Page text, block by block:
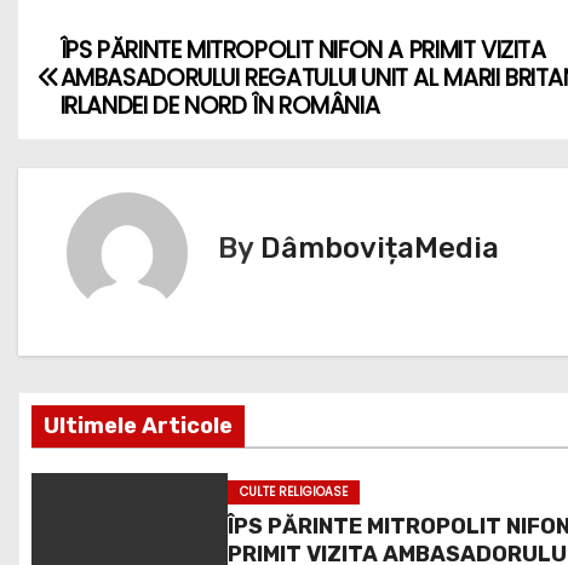
N
v
r
e
î
ÎPS PĂRINTE MITROPOLIT NIFON A PRIMIT VIZITA
AMBASADORULUI REGATULUI UNIT AL MARII
IRLANDEI DE NORD ÎN ROMÂNIA
By DâmbovițaMedia
Ultimele Articole
CULTE RELIGIOASE
ÎPS PĂRINTE MITROPOLIT
PRIMIT VIZITA